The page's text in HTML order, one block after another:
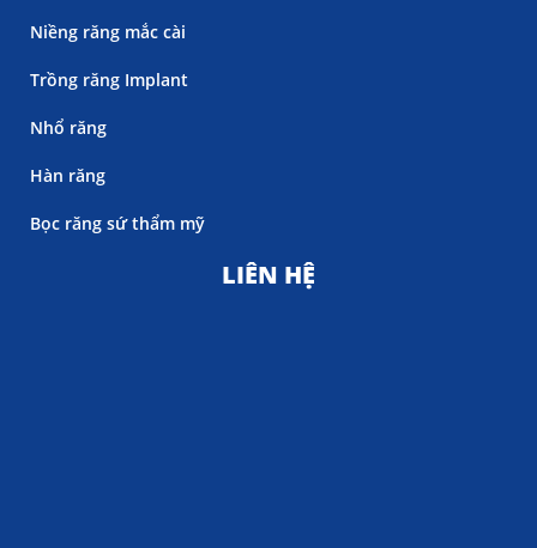
Niềng răng mắc cài
Trồng răng Implant
Nhổ răng
Hàn răng
Bọc răng sứ thẩm mỹ
LIÊN HỆ